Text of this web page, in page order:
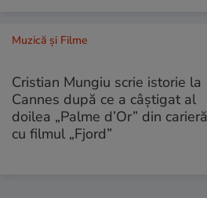
Muzică și Filme
Cristian Mungiu scrie istorie la
Cannes după ce a câștigat al
doilea „Palme d’Or” din carieră
cu filmul „Fjord”